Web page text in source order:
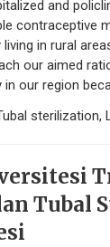
and
contraceptive
in rural
our aimed
our region
sterilization,
Tubal